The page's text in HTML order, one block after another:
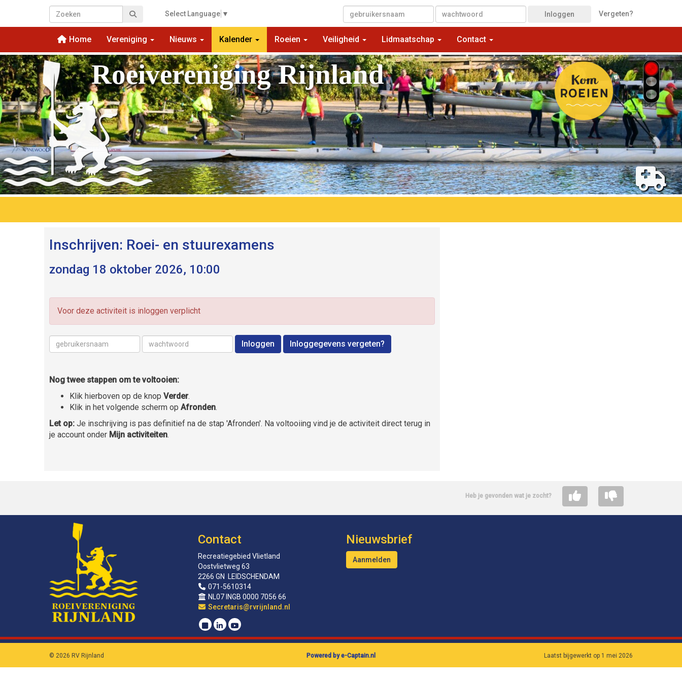
Select Language ▼ Inloggen Vergeten?
Home Vereniging Nieuws Kalender Roeien Veiligheid Lidmaatschap Contact
Roeivereniging Rijnland
Inschrijven: Roei- en stuurexamens
zondag 18 oktober 2026, 10:00
Voor deze activiteit is inloggen verplicht
Inloggen Inloggegevens vergeten?
Nog twee stappen om te voltooien:
Klik hierboven op de knop Verder.
Klik in het volgende scherm op Afronden.
Let op: Je inschrijving is pas definitief na de stap 'Afronden'. Na voltooiing vind je de activiteit direct terug in
je account onder Mijn activiteiten.
Heb je gevonden wat je zocht?
Contact
Recreatiegebied Vlietland
Oostvlietweg 63
2266 GN LEIDSCHENDAM
071-5610314
NL07 INGB 0000 7056 66
siraterceS@rvrijnland.nl
Nieuwsbrief
Aanmelden
© 2026 RV Rijnland Powered by e-Captain.nl Laatst bijgewerkt op 1 mei 2026